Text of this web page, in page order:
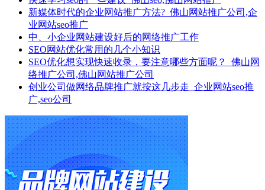
新媒体时代的企业网站推广方法?_佛山网站推广公司,企
业网站seo推广
中、小企业网站建设好后的网络推广工作
SEO网站优化常用的几个小知识
SEO优化想实现快速收录，要注意哪些方面呢？_佛山网
络推广公司,佛山网站推广公司
创业公司做网络品牌推广就按这几步走_企业网站seo推
广,seo公司